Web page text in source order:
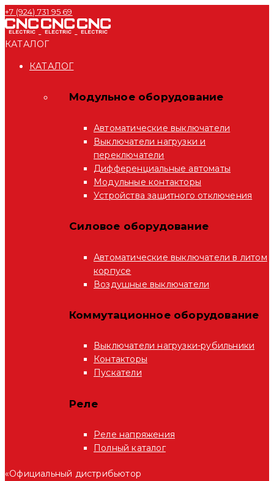
+7 (924) 731 95 69
КАТАЛОГ
КАТАЛОГ
Модульное оборудование
Автоматические выключатели
Выключатели нагрузки и
переключатели
Дифференциальные автоматы
Модульные контакторы
Устройства защитного отключения
Силовое оборудование
Автоматические выключатели в литом
корпусе
Воздушные выключатели
Коммутационное оборудование
Выключатели нагрузки-рубильники
Контакторы
Пускатели
Реле
Реле напряжения
Полный каталог
«Официальный дистрибьютор